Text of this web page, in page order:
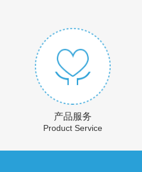
产品服务
Product Service